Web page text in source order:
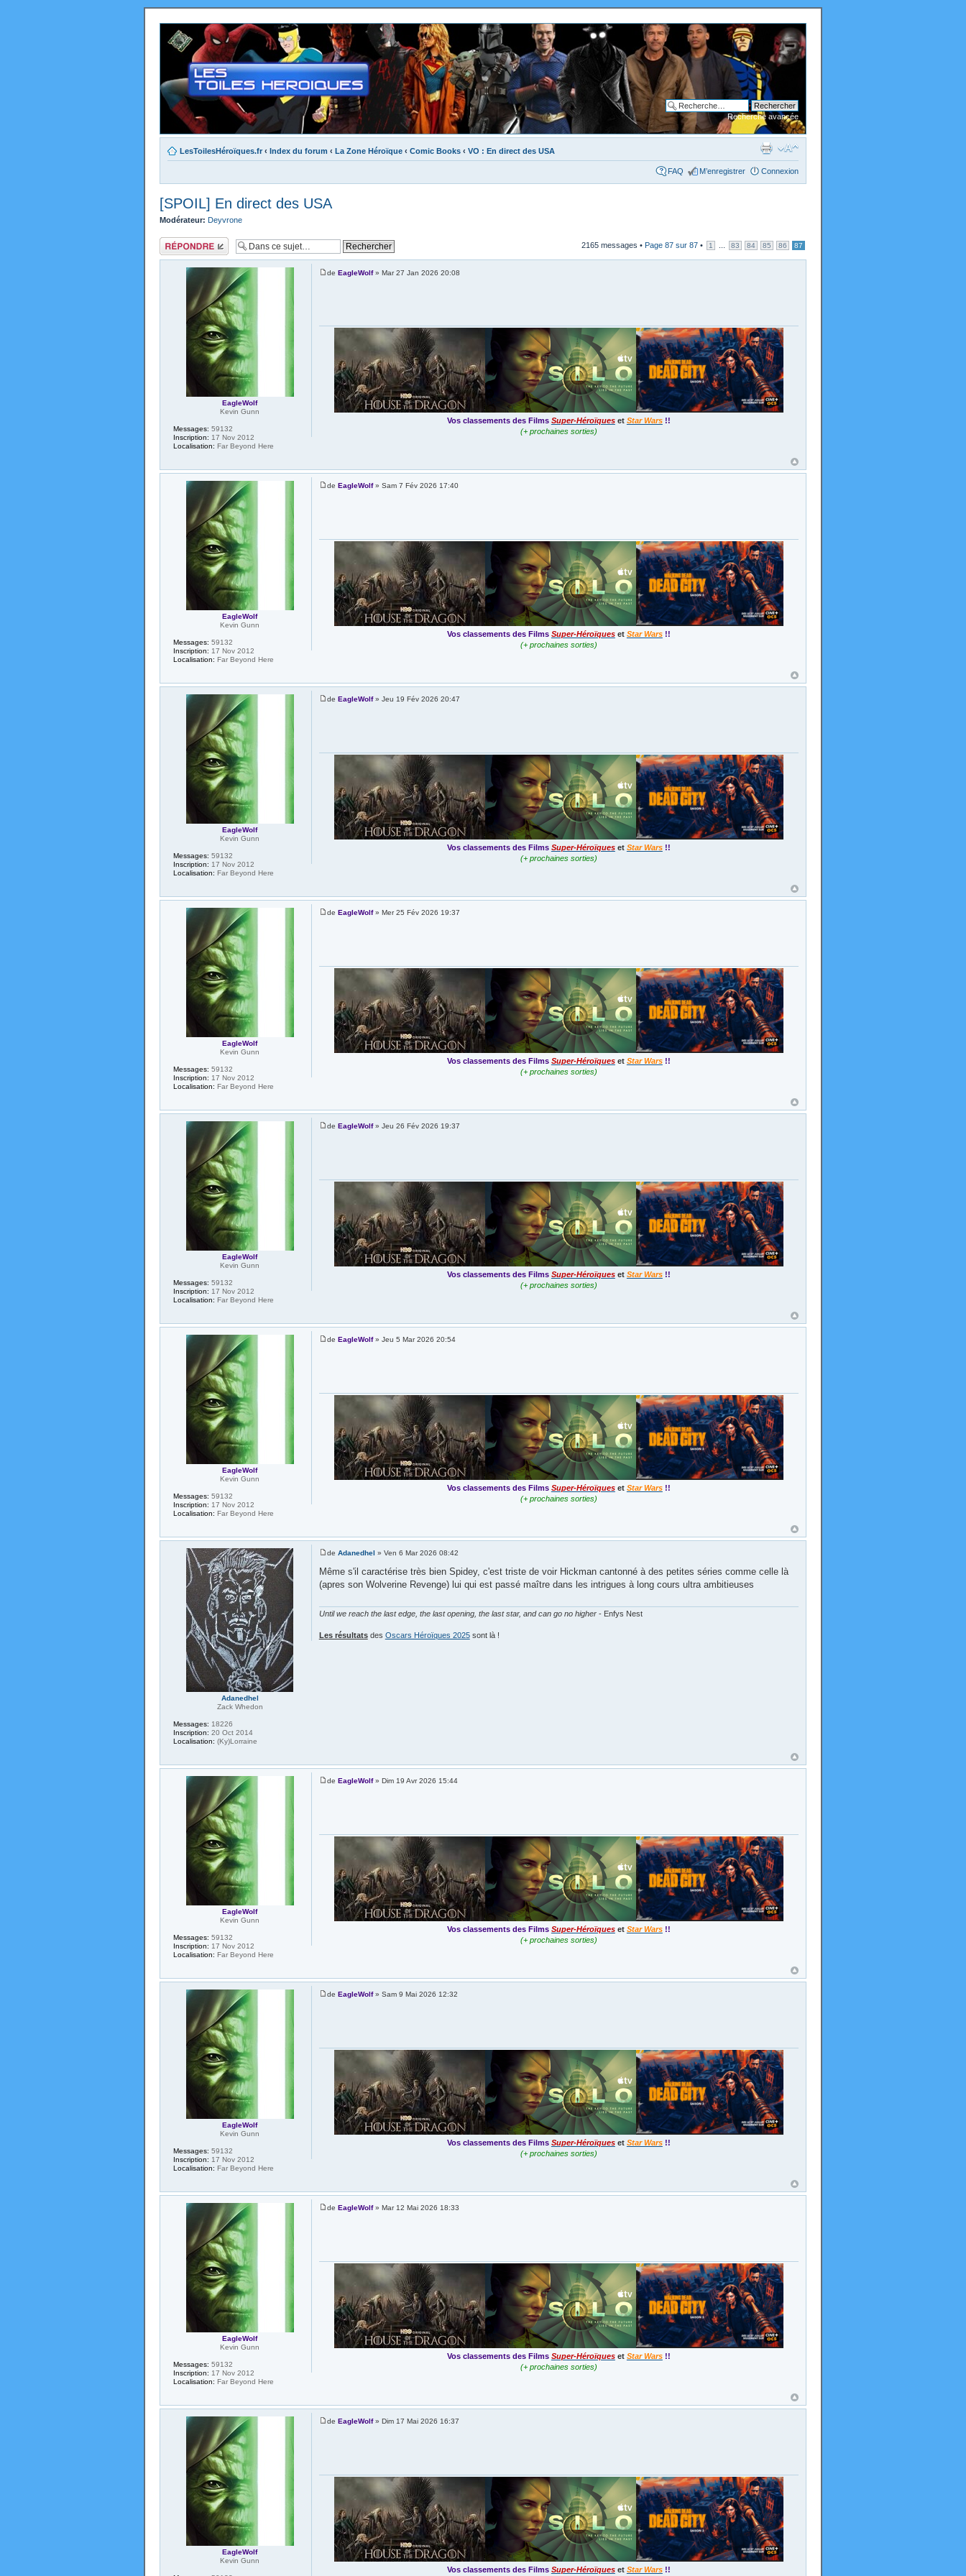
Recherche avancée
LesToilesHéroïques.fr ‹ Index du forum ‹ La Zone Héroïque ‹ Comic Books ‹ VO : En direct des USA
FAQ M’enregistrer Connexion
[SPOIL] En direct des USA
Modérateur: Deyvrone
Répondre 2165 messages • Page 87 sur 87 • 1 83 84 85 86 87
de EagleWolf» Mar 27 Jan 2026 20:08
Vos classements des Films Super-Héroïques et Star Wars !!
(+ prochaines sorties)
EagleWolf
Kevin Gunn
Messages: 59132
Inscription: 17 Nov 2012
Localisation: Far Beyond Here
de EagleWolf» Sam 7 Fév 2026 17:40
Vos classements des Films Super-Héroïques et Star Wars !!
(+ prochaines sorties)
EagleWolf
Kevin Gunn
Messages: 59132
Inscription: 17 Nov 2012
Localisation: Far Beyond Here
de EagleWolf» Jeu 19 Fév 2026 20:47
Vos classements des Films Super-Héroïques et Star Wars !!
(+ prochaines sorties)
EagleWolf
Kevin Gunn
Messages: 59132
Inscription: 17 Nov 2012
Localisation: Far Beyond Here
de EagleWolf» Mer 25 Fév 2026 19:37
Vos classements des Films Super-Héroïques et Star Wars !!
(+ prochaines sorties)
EagleWolf
Kevin Gunn
Messages: 59132
Inscription: 17 Nov 2012
Localisation: Far Beyond Here
de EagleWolf» Jeu 26 Fév 2026 19:37
Vos classements des Films Super-Héroïques et Star Wars !!
(+ prochaines sorties)
EagleWolf
Kevin Gunn
Messages: 59132
Inscription: 17 Nov 2012
Localisation: Far Beyond Here
de EagleWolf» Jeu 5 Mar 2026 20:54
Vos classements des Films Super-Héroïques et Star Wars !!
(+ prochaines sorties)
EagleWolf
Kevin Gunn
Messages: 59132
Inscription: 17 Nov 2012
Localisation: Far Beyond Here
de Adanedhel » Ven 6 Mar 2026 08:42
Même s'il caractérise très bien Spidey, c'est triste de voir Hickman cantonné à des petites séries comme celle là
(apres son Wolverine Revenge) lui qui est passé maître dans les intrigues à long cours ultra ambitieuses
Until we reach the last edge, the last opening, the last star, and can go no higher- Enfys Nest
Les résultatsdes Oscars Héroïques 2025sont là !
Adanedhel
Zack Whedon
Messages: 18226
Inscription: 20 Oct 2014
Localisation: (Ky)Lorraine
de EagleWolf» Dim 19 Avr 2026 15:44
Vos classements des Films Super-Héroïques et Star Wars !!
(+ prochaines sorties)
EagleWolf
Kevin Gunn
Messages: 59132
Inscription: 17 Nov 2012
Localisation: Far Beyond Here
de EagleWolf» Sam 9 Mai 2026 12:32
Vos classements des Films Super-Héroïques et Star Wars !!
(+ prochaines sorties)
EagleWolf
Kevin Gunn
Messages: 59132
Inscription: 17 Nov 2012
Localisation: Far Beyond Here
de EagleWolf» Mar 12 Mai 2026 18:33
Vos classements des Films Super-Héroïques et Star Wars !!
(+ prochaines sorties)
EagleWolf
Kevin Gunn
Messages: 59132
Inscription: 17 Nov 2012
Localisation: Far Beyond Here
de EagleWolf» Dim 17 Mai 2026 16:37
Vos classements des Films Super-Héroïques et Star Wars !!
EagleWolf
Kevin Gunn